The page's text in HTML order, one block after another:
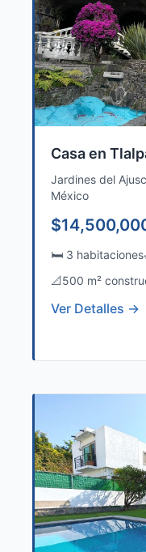
Casa en
Jardines del
México
🛏️ 3 habitaciones
📐500 m²
Ver Detalles →